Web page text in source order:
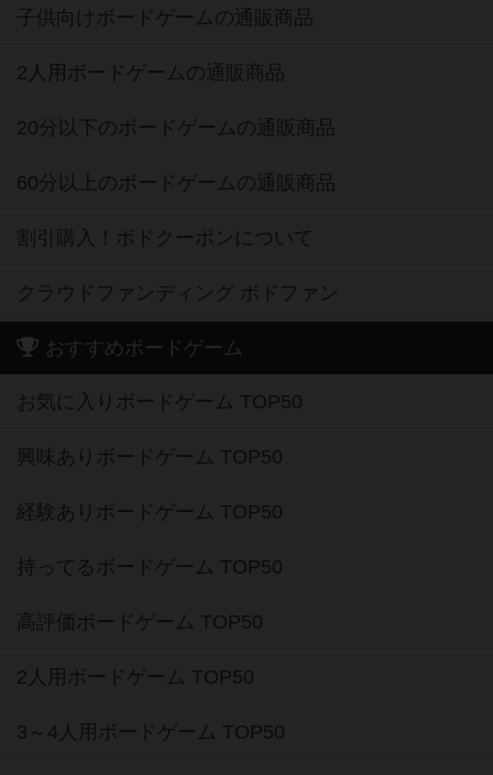
子供向けボードゲームの通販商品
2人用ボードゲームの通販商品
20分以下のボードゲームの通販商品
60分以上のボードゲームの通販商品
割引購入！ボドクーポンについて
クラウドファンディング ボドファン
おすすめボードゲーム
お気に入りボードゲーム TOP50
興味ありボードゲーム TOP50
経験ありボードゲーム TOP50
持ってるボードゲーム TOP50
高評価ボードゲーム TOP50
2人用ボードゲーム TOP50
3～4人用ボードゲーム TOP50